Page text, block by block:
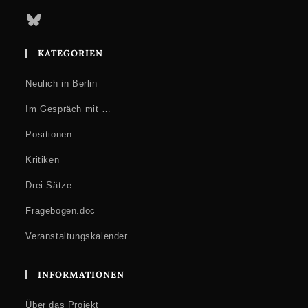
Codierte Nähe. Zur Lesbarkeit von Text und Nicht-Text im
Privatbrief
Selma Jahnke (BBAW, Jean Paul Edition)
Roman Lach (Keimyung University Daegu, Republik Korea)
Säkulare Confessionen – der Brief als Ort der Offenheit bei
BEGINN: 15:00 UHR
Ursula Caflisch-Schnetzler (Universität Zürich, Edition Johann
von Netzwerken in einer digitalen Edition
#jeanpaulanalytics: Activity, Trending Topics und Influencer in
Bluesky
KATEGORIEN
Neulich in Berlin
Im Gespräch mit …
Positionen
Kritiken
Drei Sätze
Fragebogen.doc
Veranstaltungskalender
INFORMATIONEN
Über das Projekt